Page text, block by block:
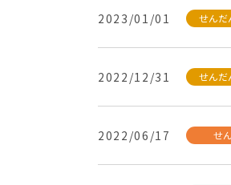
2023/01/01 せんだ
2022/12/31 せんだ
2022/06/17 せ